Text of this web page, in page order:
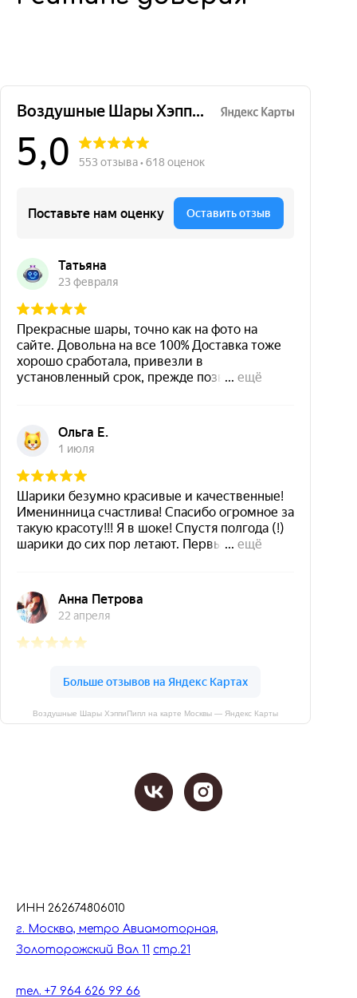
Воздушные Шары ХэппиПипл на карте Москвы — Яндекс Карты
ИНН 262674806010
г. Москва, метро Авиамоторная,
Золоторожский Вал 11 стр.21
тел. +7 964 626 99 66